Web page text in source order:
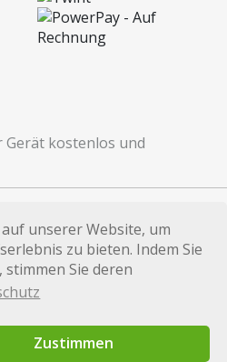
unserer Website, um
zu bieten. Indem Sie
Sie deren
Zustimmen
AG. Proudly Made in
verwendeten Marken und
und sind Marken bzw.
jeweiligen Eigentümer.